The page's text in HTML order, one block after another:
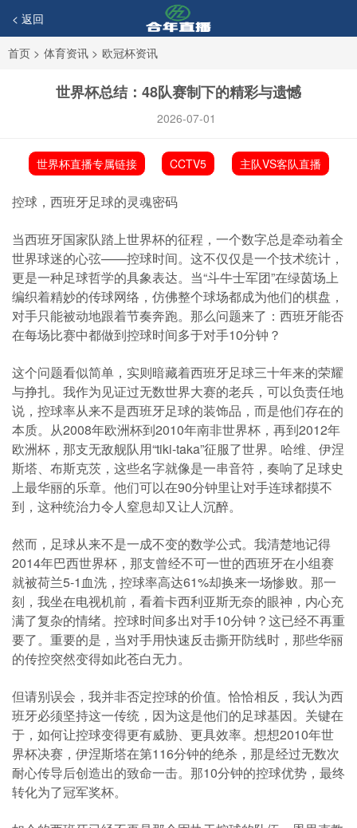
< 返回
首页 > 体育资讯 > 欧冠杯资讯
世界杯总结：48队赛制下的精彩与遗憾
2026-07-01
世界杯直播专属链接 CCTV5 主队VS客队直播
控球，西班牙足球的灵魂密码
当西班牙国家队踏上世界杯的征程，一个数字总是牵动着全
世界球迷的心弦——控球时间。这不仅仅是一个技术统计，
更是一种足球哲学的具象表达。当“斗牛士军团”在绿茵场上
编织着精妙的传球网络，仿佛整个球场都成为他们的棋盘，
对手只能被动地跟着节奏奔跑。那么问题来了：西班牙能否
在每场比赛中都做到控球时间多于对手10分钟？
这个问题看似简单，实则暗藏着西班牙足球三十年来的荣耀
与挣扎。我作为见证过无数世界大赛的老兵，可以负责任地
说，控球率从来不是西班牙足球的装饰品，而是他们存在的
本质。从2008年欧洲杯到2010年南非世界杯，再到2012年
欧洲杯，那支无敌舰队用“tiki-taka”征服了世界。哈维、伊涅
斯塔、布斯克茨，这些名字就像是一串音符，奏响了足球史
上最华丽的乐章。他们可以在90分钟里让对手连球都摸不
到，这种统治力令人窒息却又让人沉醉。
然而，足球从来不是一成不变的数学公式。我清楚地记得
2014年巴西世界杯，那支曾经不可一世的西班牙在小组赛
就被荷兰5-1血洗，控球率高达61%却换来一场惨败。那一
刻，我坐在电视机前，看着卡西利亚斯无奈的眼神，内心充
满了复杂的情绪。控球时间多出对手10分钟？这已经不再重
要了。重要的是，当对手用快速反击撕开防线时，那些华丽
的传控突然变得如此苍白无力。
但请别误会，我并非否定控球的价值。恰恰相反，我认为西
班牙必须坚持这一传统，因为这是他们的足球基因。关键在
于，如何让控球变得更有威胁、更具效率。想想2010年世
界杯决赛，伊涅斯塔在第116分钟的绝杀，那是经过无数次
耐心传导后创造出的致命一击。那10分钟的控球优势，最终
转化为了冠军奖杯。